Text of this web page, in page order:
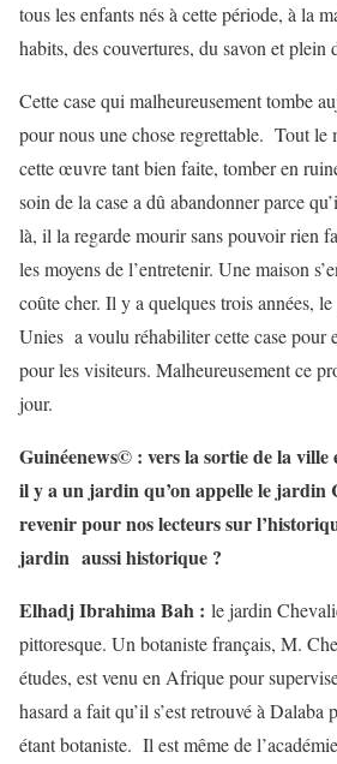
tous les enfants nés à cette période, à la
habits, des couvertures, du savon et plein
Cette case qui malheureusement tombe
pour nous une chose regrettable. Tout le
cette œuvre tant bien faite, tomber en
soin de la case a dû abandonner parce
là, il la regarde mourir sans pouvoir rien
les moyens de l’entretenir. Une maison
coûte cher. Il y a quelques trois années,
Unies a voulu réhabiliter cette case pour
pour les visiteurs. Malheureusement ce
jour.
Guinéenews© : vers la sortie de la
il y a un jardin qu’on appelle le jardin
revenir pour nos lecteurs sur
jardin aussi historique ?
Elhadj Ibrahima Bah : le jardin
pittoresque. Un botaniste français, M.
études, est venu en Afrique pour
hasard a fait qu’il s’est retrouvé à Dalaba
étant botaniste. Il est même de